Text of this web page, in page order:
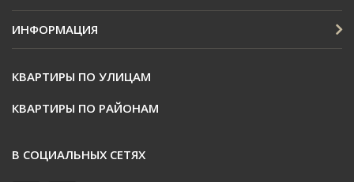
ИНФОРМАЦИЯ
КВАРТИРЫ ПО УЛИЦАМ
КВАРТИРЫ ПО РАЙОНАМ
В СОЦИАЛЬНЫХ СЕТЯХ